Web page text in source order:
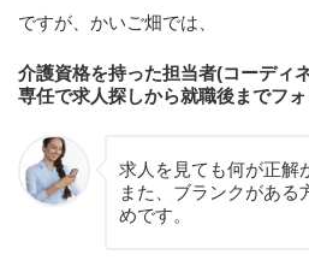
ですが、かいご畑では、
介護資格を持った担当者(コーディ
専任で求人探しから就職後までフォ
求人を見ても何が正解
また、ブランクがある
めです。